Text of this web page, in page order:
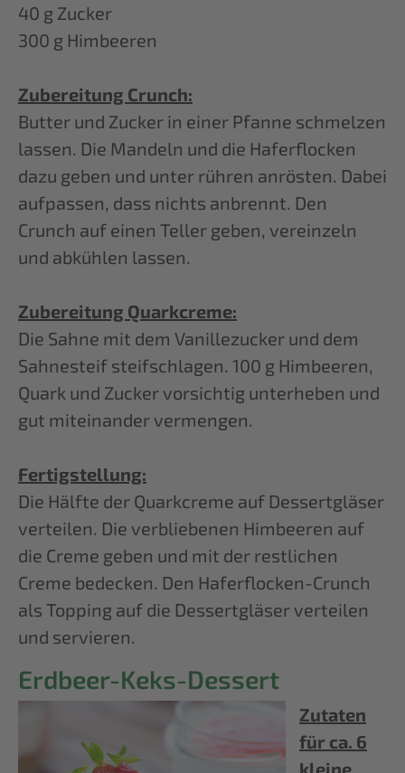
40 g Zucker
300 g Himbeeren
Zubereitung Crunch:
Butter und Zucker in einer Pfanne schmelzen
lassen. Die Mandeln und die Haferflocken
dazu geben und unter rühren anrösten. Dabei
aufpassen, dass nichts anbrennt. Den
Crunch auf einen Teller geben, vereinzeln
und abkühlen lassen.
Zubereitung Quarkcreme:
Die Sahne mit dem Vanillezucker und dem
Sahnesteif steifschlagen. 100 g Himbeeren,
Quark und Zucker vorsichtig unterheben und
gut miteinander vermengen.
Fertigstellung:
Die Hälfte der Quarkcreme auf Dessertgläser
verteilen. Die verbliebenen Himbeeren auf
die Creme geben und mit der restlichen
Creme bedecken. Den Haferflocken-Crunch
als Topping auf die Dessertgläser verteilen
und servieren.
Erdbeer-Keks-Dessert
Zutaten
für ca. 6
kleine